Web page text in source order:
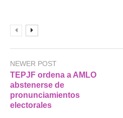
NEWER POST
TEPJF ordena a AMLO
abstenerse de
pronunciamientos
electorales